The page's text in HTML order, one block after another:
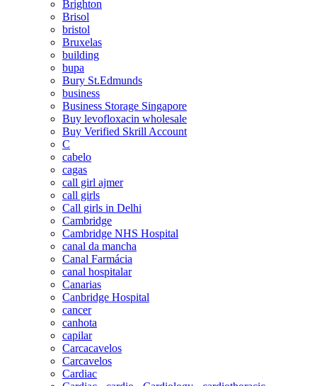
Brighton
Brisol
bristol
Bruxelas
building
bupa
Bury St.Edmunds
business
Business Storage Singapore
Buy levofloxacin wholesale
Buy Verified Skrill Account
C
cabelo
cagas
call girl ajmer
call girls
Call girls in Delhi
Cambridge
Cambridge NHS Hospital
canal da mancha
Canal Farmácia
canal hospitalar
Canarias
Canbridge Hospital
cancer
canhota
capilar
Carcacavelos
Carcavelos
Cardiac